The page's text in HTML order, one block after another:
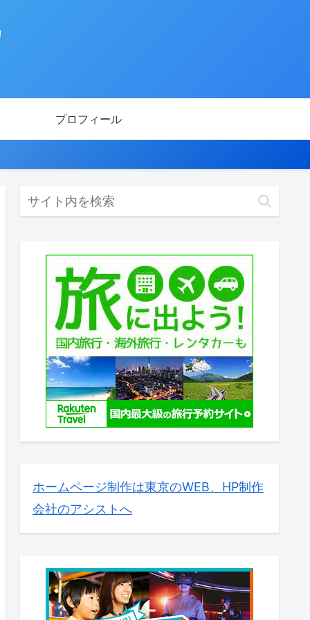
プロフィール
ホームページ制作は東京のWEB、HP制作
会社のアシストへ